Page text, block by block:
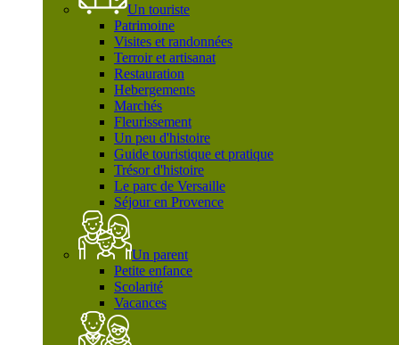
Un touriste
Patrimoine
Visites et randonnées
Terroir et artisanat
Restauration
Hebergements
Marchés
Fleurissement
Un peu d'histoire
Guide touristique et pratique
Trésor d'histoire
Le parc de Versaille
Séjour en Provence
Un parent
Petite enfance
Scolarité
Vacances